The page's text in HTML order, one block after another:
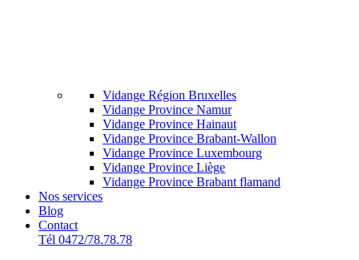
Vidange Région Bruxelles
Vidange Province Namur
Vidange Province Hainaut
Vidange Province Brabant-Wallon
Vidange Province Luxembourg
Vidange Province Liège
Vidange Province Brabant flamand
Nos services
Blog
Contact
Tél 0472/78.78.78